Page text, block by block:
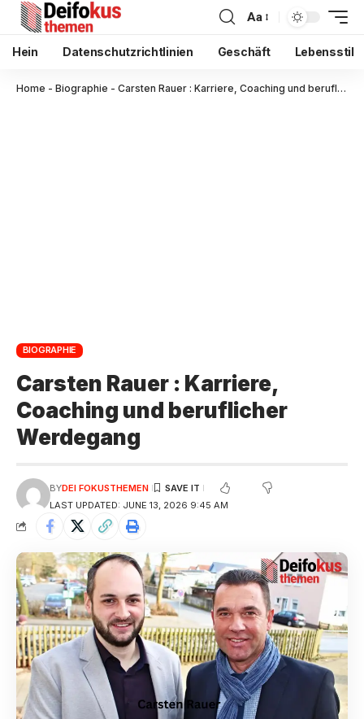
Aa
Hein Datenschutzrichtlinien Geschäft Lebensstil
Home - Biographie - Carsten Rauer : Karriere, Coaching und beruflicher Werdegang
BIOGRAPHIE
Carsten Rauer : Karriere,
Coaching und beruflicher
Werdegang
LAST UPDATED: JUNE 13, 2026 9:45 AM
BYDEI FOKUSTHEMEN